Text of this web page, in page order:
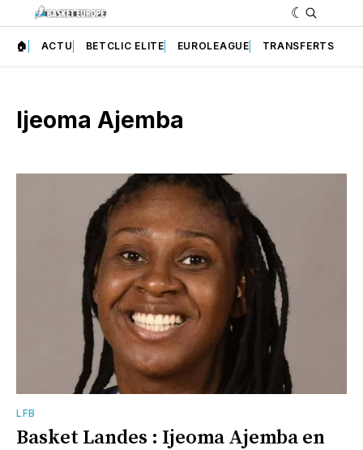
🏠 ACTU BETCLIC ELITE EUROLEAGUE TRANSFERTS
Ijeoma Ajemba
LFB
Basket Landes : Ijeoma Ajemba en